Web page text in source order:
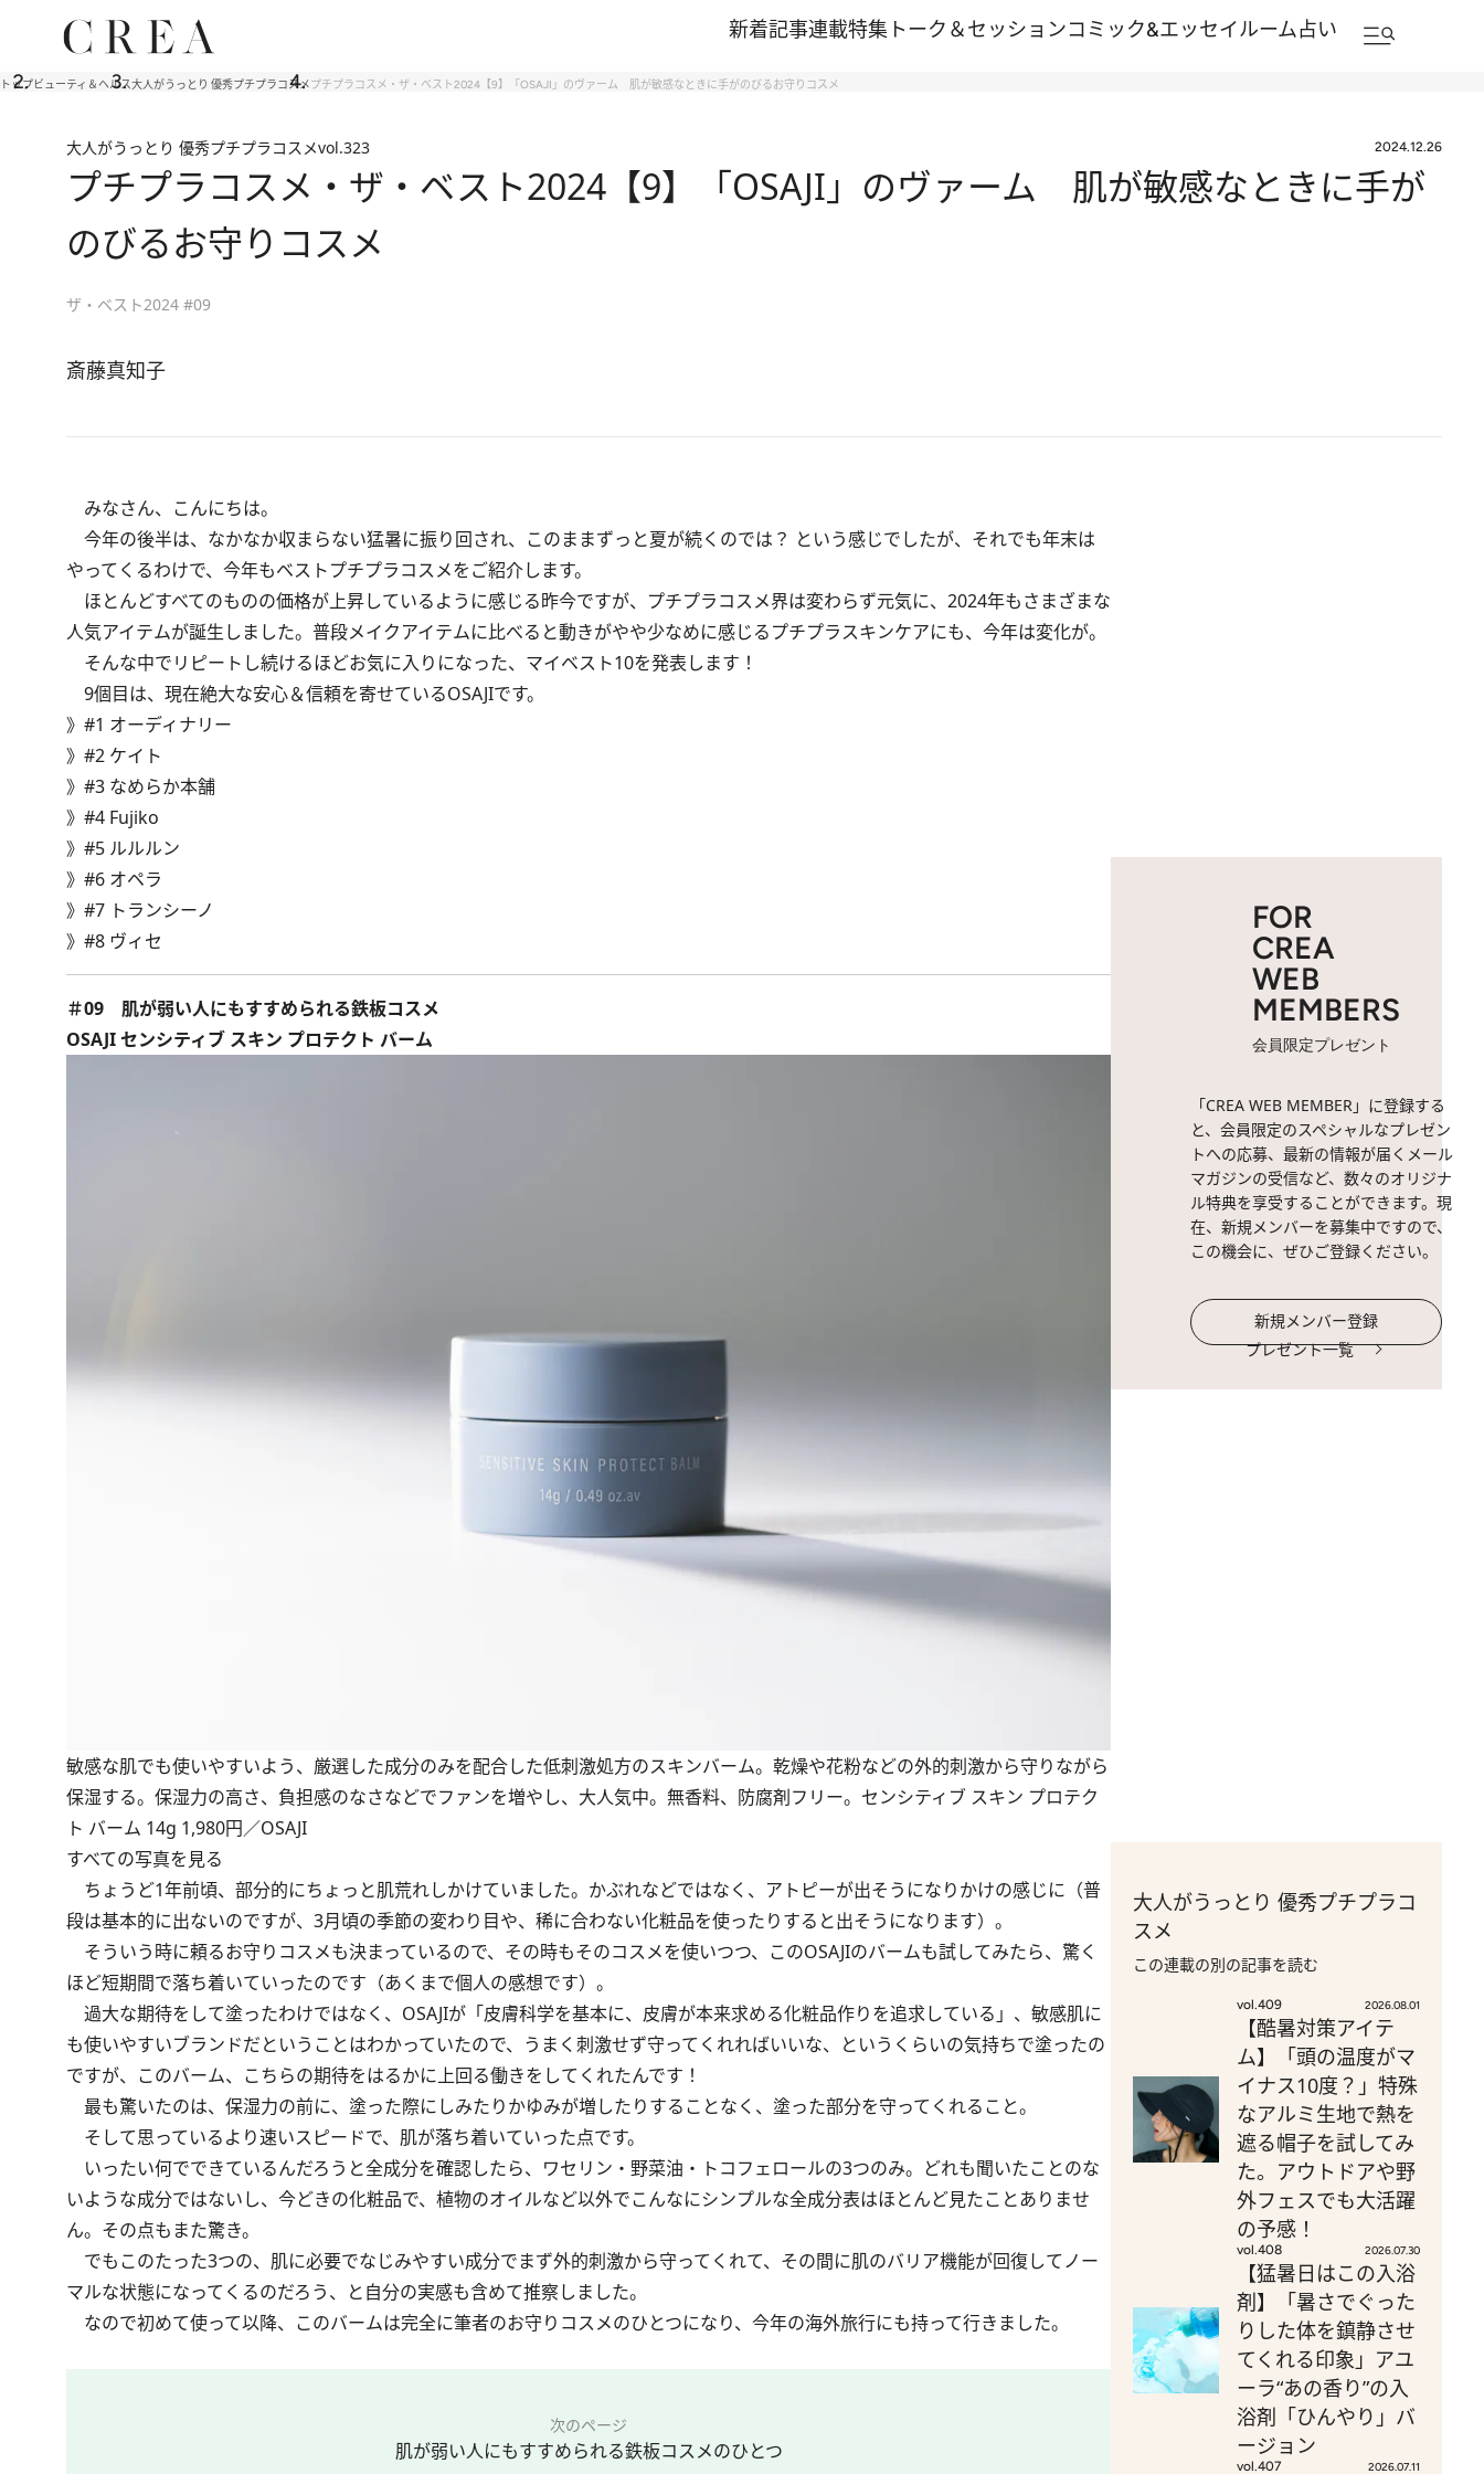
新着記事連載特集 トーク＆セッションコミック&エッセイルーム占い
トップビューティ＆ヘルス大人がうっとり 優秀プチプラコスメプチプラコスメ・ザ・ベスト2024【9】「OSAJI」のヴァーム 肌が敏感なときに手がのびるお守りコスメ
大人がうっとり 優秀プチプラコスメvol.323 2024.12.26
プチプラコスメ・ザ・ベスト2024【9】「OSAJI」のヴァーム 肌が敏感なときに手が
のびるお守りコスメ
ザ・ベスト2024 #09
斎藤真知子
みなさん、こんにちは。
今年の後半は、なかなか収まらない猛暑に振り回され、このままずっと夏が続くのでは？ という感じでしたが、それでも年末は
やってくるわけで、今年もベストプチプラコスメをご紹介します。
ほとんどすべてのものの価格が上昇しているように感じる昨今ですが、プチプラコスメ界は変わらず元気に、2024年もさまざまな
人気アイテムが誕生しました。普段メイクアイテムに比べると動きがやや少なめに感じるプチプラスキンケアにも、今年は変化が。
そんな中でリピートし続けるほどお気に入りになった、マイベスト10を発表します！
9個目は、現在絶大な安心＆信頼を寄せているOSAJIです。
》 #1 オーディナリー
》 #2 ケイト
》 #3 なめらか本舗
》 #4 Fujiko
》 #5 ルルルン
》 #6 オペラ
》 #7 トランシーノ
》 #8 ヴィセ
＃09 肌が弱い人にもすすめられる鉄板コスメ
OSAJI センシティブ スキン プロテクト バーム
敏感な肌でも使いやすいよう、厳選した成分のみを配合した低刺激処方のスキンバーム。乾燥や花粉などの外的刺激から守りながら
保湿する。保湿力の高さ、負担感のなさなどでファンを増やし、大人気中。無香料、防腐剤フリー。センシティブ スキン プロテク
ト バーム 14g 1,980円／OSAJI
すべての写真を見る
ちょうど1年前頃、部分的にちょっと肌荒れしかけていました。かぶれなどではなく、アトピーが出そうになりかけの感じに（普
段は基本的に出ないのですが、3月頃の季節の変わり目や、稀に合わない化粧品を使ったりすると出そうになります）。
そういう時に頼るお守りコスメも決まっているので、その時もそのコスメを使いつつ、このOSAJIのバームも試してみたら、驚く
ほど短期間で落ち着いていったのです（あくまで個人の感想です）。
過大な期待をして塗ったわけではなく、OSAJIが「皮膚科学を基本に、皮膚が本来求める化粧品作りを追求している」、敏感肌に
も使いやすいブランドだということはわかっていたので、うまく刺激せず守ってくれればいいな、というくらいの気持ちで塗ったの
ですが、このバーム、こちらの期待をはるかに上回る働きをしてくれたんです！
最も驚いたのは、保湿力の前に、塗った際にしみたりかゆみが増したりすることなく、塗った部分を守ってくれること。
そして思っているより速いスピードで、肌が落ち着いていった点です。
いったい何でできているんだろうと全成分を確認したら、ワセリン・野菜油・トコフェロールの3つのみ。どれも聞いたことのな
いような成分ではないし、今どきの化粧品で、植物のオイルなど以外でこんなにシンプルな全成分表はほとんど見たことありませ
ん。その点もまた驚き。
でもこのたった3つの、肌に必要でなじみやすい成分でまず外的刺激から守ってくれて、その間に肌のバリア機能が回復してノー
マルな状態になってくるのだろう、と自分の実感も含めて推察しました。
なので初めて使って以降、このバームは完全に筆者のお守りコスメのひとつになり、今年の海外旅行にも持って行きました。
次のページ
肌が弱い人にもすすめられる鉄板コスメのひとつ
FOR
CREA
WEB
MEMBERS
会員限定プレゼント
「CREA WEB MEMBER」に登録する
と、会員限定のスペシャルなプレゼン
トへの応募、最新の情報が届くメール
マガジンの受信など、数々のオリジナ
ル特典を享受することができます。現
在、新規メンバーを募集中ですので、
この機会に、ぜひご登録ください。
新規メンバー登録
プレゼント一覧
大人がうっとり 優秀プチプラコ
スメ
この連載の別の記事を読む
vol.409 2026.08.01
【酷暑対策アイテ
ム】「頭の温度がマ
イナス10度？」特殊
なアルミ生地で熱を
遮る帽子を試してみ
た。アウトドアや野
外フェスでも大活躍
の予感！
vol.408 2026.07.30
【猛暑日はこの入浴
剤】「暑さでぐった
りした体を鎮静させ
てくれる印象」アユ
ーラ“あの香り”の入
浴剤「ひんやり」バ
ージョン
vol.407 2026.07.11